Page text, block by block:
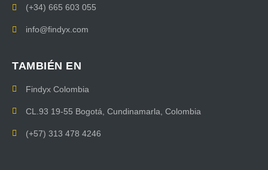
(+34) 665 603 055
info@findyx.com
TAMBIÉN EN
Findyx Colombia
CL.93 19-55 Bogotá, Cundinamarla, Colombia
(+57) 313 478 4246